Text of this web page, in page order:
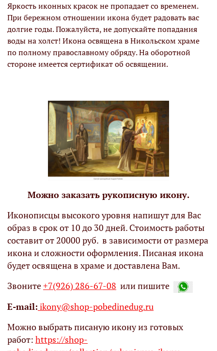
Яркость иконных красок не пропадает со временем.
При бережном отношении икона будет радовать вас
долгие годы. Пожалуйста, не допускайте попадания
воды на холст! Икона освящена в Никольском храме
по полному православному обряду. На оборотной
стороне имеется сертификат об освящении.
Можно заказать рукописную икону.
Иконописцы высокого уровня напишут для Вас
образ в срок от 10 до 30 дней. Стоимость работы
составит от 20000 руб. в зависимости от размера
икона и сложности оформления. Писаная икона
будет освящена в храме и доставлена Вам.
Звоните+7(926) 286-67-08 или пишите
Е-mail: ikony@shop-pobedinedug.ru
Можно выбрать писаную икону из готовых
работ: https://shop-